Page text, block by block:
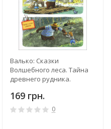
Валько: Сказки
Волшебного леса. Тайна
древнего рудника.
рождения
169 грн.
0